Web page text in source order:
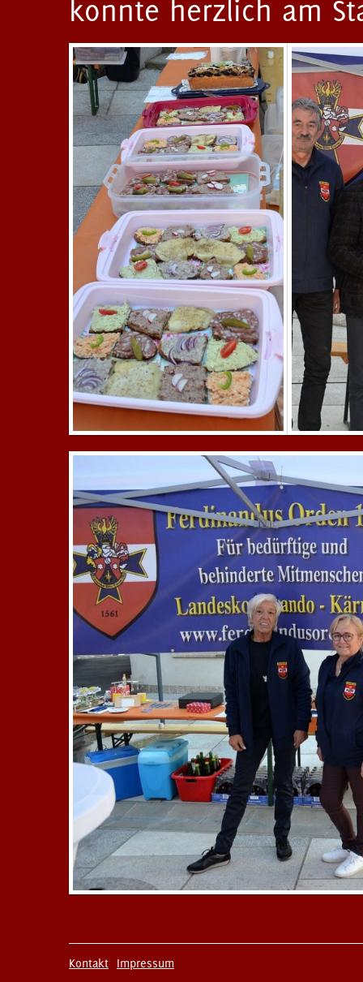
konnte herzlich am
Kontakt Impressum